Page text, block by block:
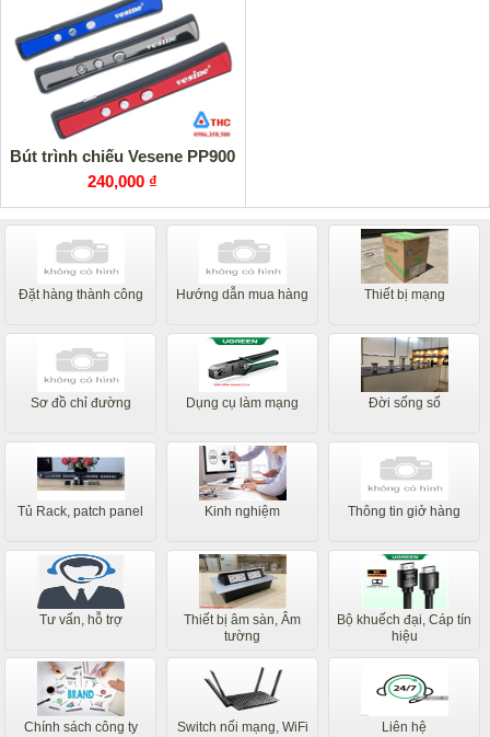
Bút trình chiếu Vesene PP900
240,000 ₫
Đặt hàng thành công Hướng dẫn mua hàng Thiết bị mạng
Sơ đồ chỉ đường Dụng cụ làm mạng Đời sống số
Tủ Rack, patch panel Kinh nghiệm Thông tin giở hàng
Tư vấn, hỗ trợ
Thiết bị âm sàn, Âm
tường
Bộ khuếch đại, Cáp tín
hiệu
Chính sách công ty Switch nối mạng, WiFi Liên hệ